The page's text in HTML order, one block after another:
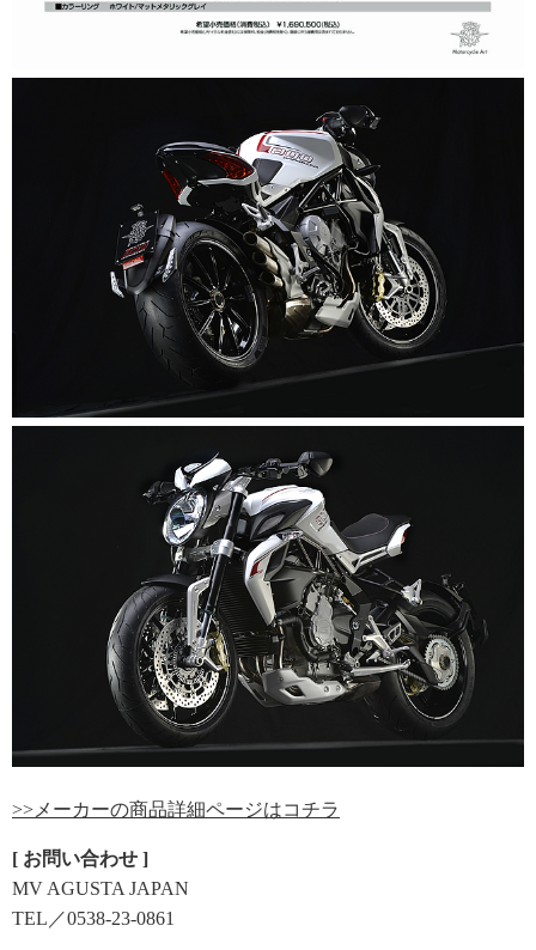
>>メーカーの商品詳細ページはコチラ
[ お問い合わせ ]
MV AGUSTA JAPAN
TEL／0538-23-0861